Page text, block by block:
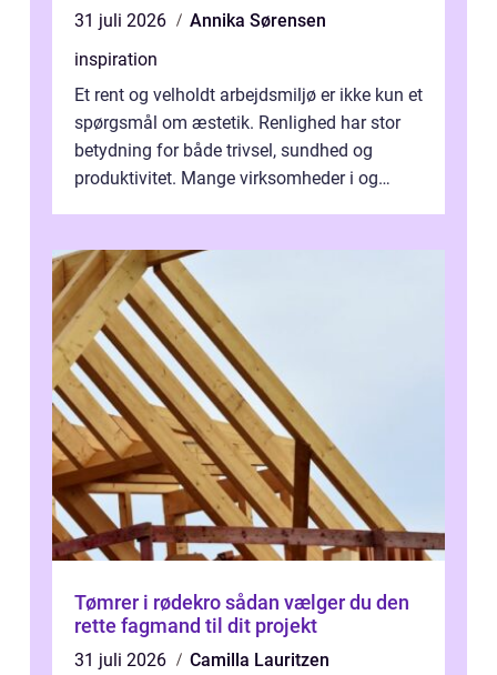
31 juli 2026
Annika Sørensen
inspiration
Et rent og velholdt arbejdsmiljø er ikke kun et
spørgsmål om æstetik. Renlighed har stor
betydning for både trivsel, sundhed og
produktivitet. Mange virksomheder i og
Tømrer i rødekro sådan vælger du den
rette fagmand til dit projekt
31 juli 2026
Camilla Lauritzen